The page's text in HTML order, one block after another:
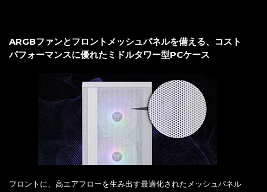
ARGBファンとフロントメッシュパネルを備える、コスト
パフォーマンスに優れたミドルタワー型PCケース
フロントに、高エアフローを生み出す最適化されたメッシュパネル